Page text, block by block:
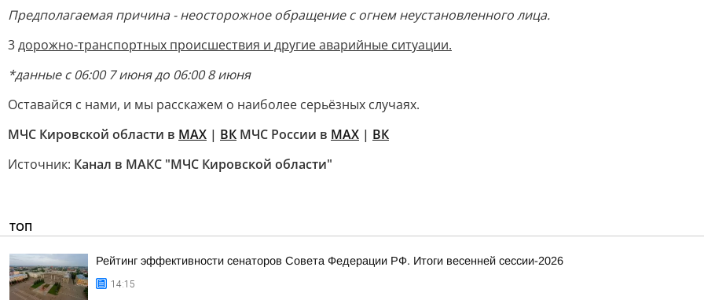
Предполагаемая причина - неосторожное обращение с огнем неустановленного лица.
3дорожно-транспортных происшествия и другие аварийные ситуации.
*данные с 06:00 7 июня до 06:00 8 июня
Оставайся с нами, и мы расскажем о наиболее серьёзных случаях.
МЧС Кировской области в MAX | ВК МЧС России в MAX | ВК
Источник: Канал в МАКС "МЧС Кировской области"
ТОП
Рейтинг эффективности сенаторов Совета Федерации РФ. Итоги весенней сессии-2026
14:15